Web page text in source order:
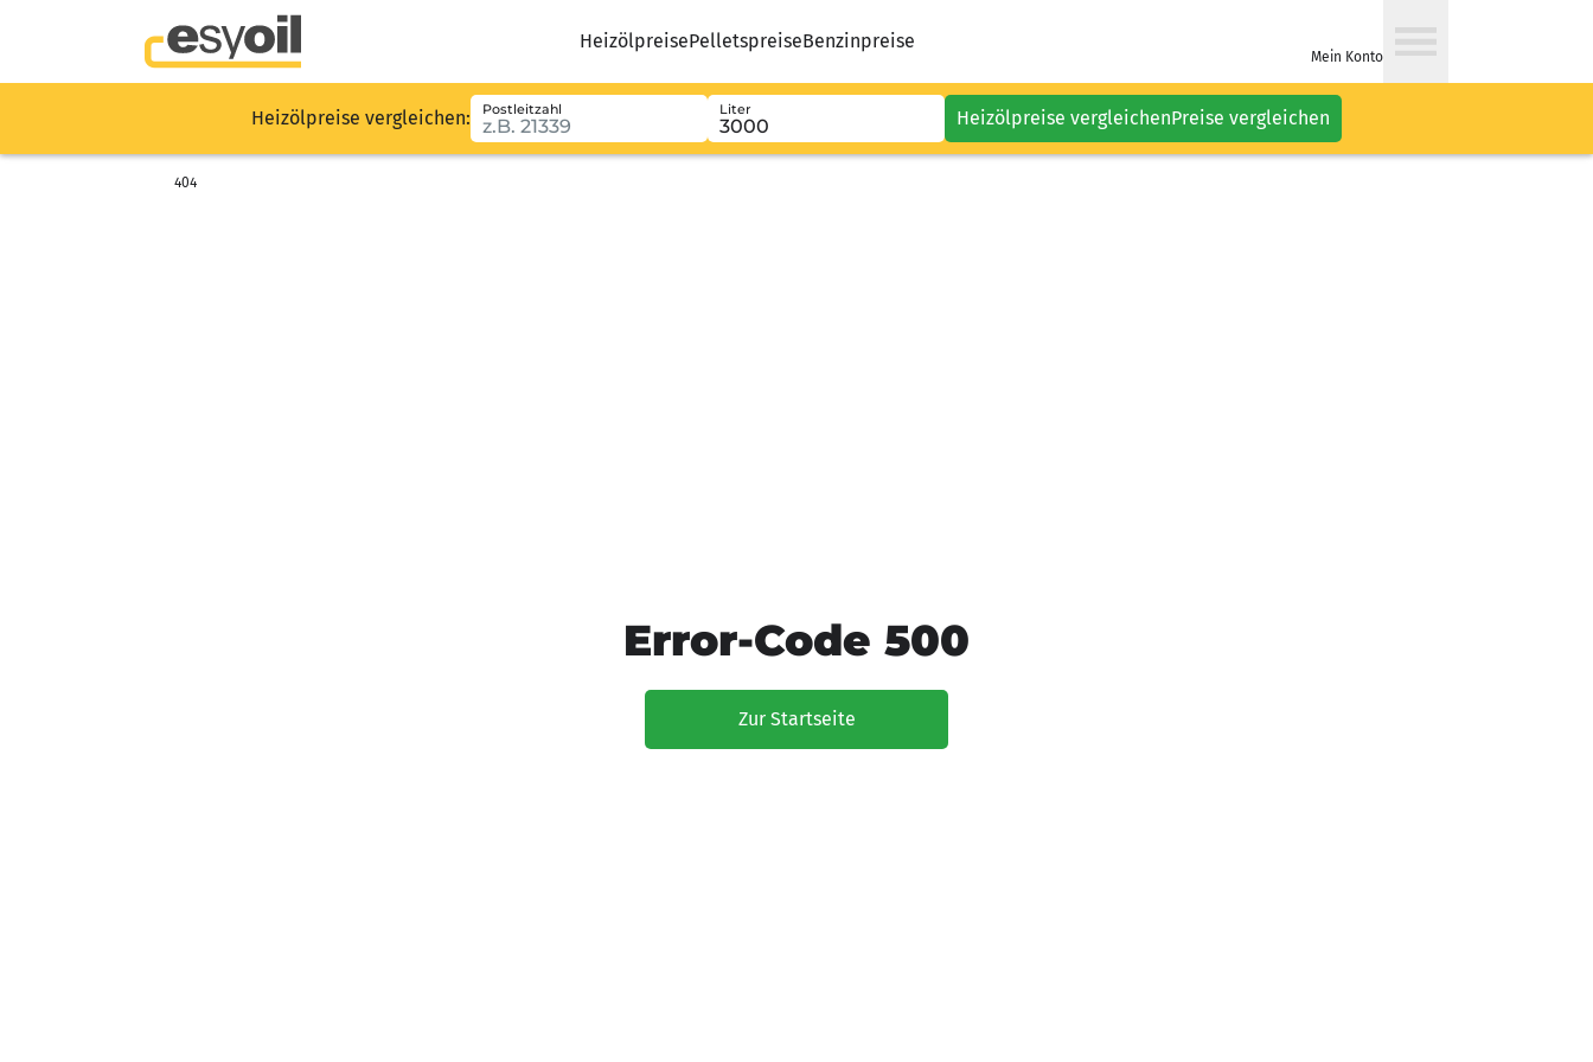
HeizölpreisePelletspreiseBenzinpreise
Mein Konto
Heizölpreise vergleichen: Postleitzahl Liter Heizölpreise vergleichenPreise vergleichen
404
Error-Code 500
Zur Startseite